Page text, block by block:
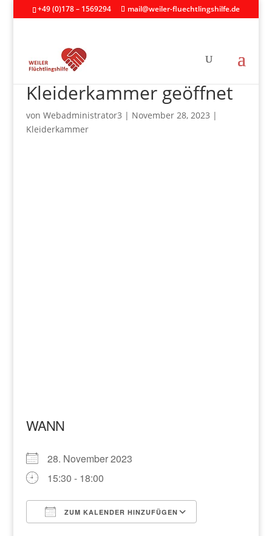
+49 (0)178 – 1569294 mail@weiler-fluechtlingshilfe.de
Kleiderkammer geöffnet
von Webadministrator3 | November 28, 2023 |
Kleiderkammer
WANN
28. November 2023
15:30 - 18:00
ZUM KALENDER HINZUFÜGEN